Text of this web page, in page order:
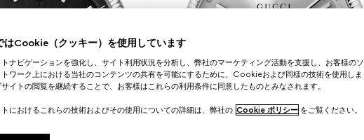
はCookie（クッキー）を使用しています
ナビゲーションを強化し、サイト利用状況を分析し、弊社のマーケティング活動を支援し、お客様のソ
ワーク上における当社のコンテンツの共有を可能にするために、Cookieおよび同様の技術を使用しま
イトの閲覧を継続することで、お客様はこれらの利用条件に同意したものとみなされます。
におけるこれらの技術およびその使用についての詳細は、弊社の Cookie ポリシー をご覧ください。